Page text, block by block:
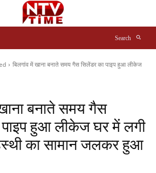
Search
बिलगांव में खाना बनाते समय गैस सिलेंडर का पाइप हुआ लीकेज
बनाते समय गैस
हुआ लीकेज घर में लगी
का सामान जलकर हुआ